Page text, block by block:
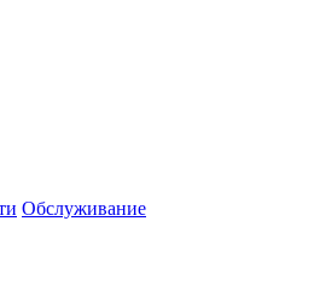
Обслуживание